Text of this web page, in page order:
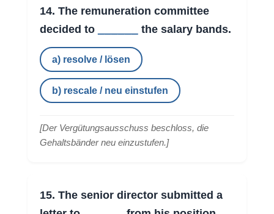
14. The remuneration committee
decided to
the salary bands.
a) resolve / lösen
b) rescale / neu einstufen
[Der Vergütungsausschuss beschloss, die
Gehaltsbänder neu einzustufen.]
15. The senior director submitted a